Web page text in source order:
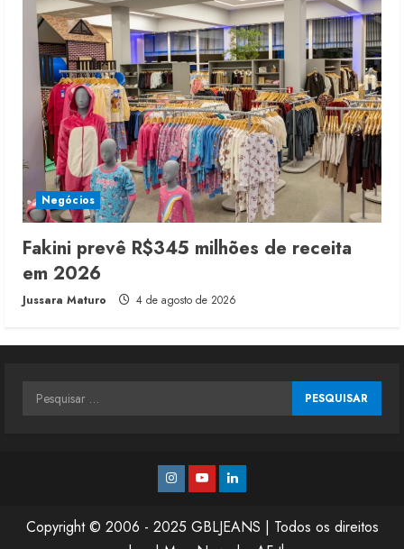
Negócios
Fakini prevê R$345 milhões de receita
em 2026
Jussara Maturo 4 de agosto de 2026
Pesquisar
Instagram
YoutubeLinkedin
Copyright © 2006 - 2025 GBLJEANS | Todos os direitos